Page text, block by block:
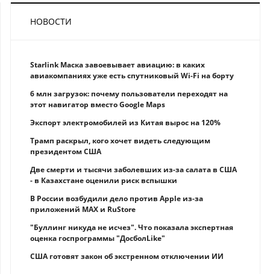
НОВОСТИ
Starlink Маска завоевывает авиацию: в каких
авиакомпаниях уже есть спутниковый Wi-Fi на борту
6 млн загрузок: почему пользователи переходят на
этот навигатор вместо Google Maps
Экспорт электромобилей из Китая вырос на 120%
Трамп раскрыл, кого хочет видеть следующим
президентом США
Две смерти и тысячи заболевших из-за салата в США
- в Казахстане оценили риск вспышки
В России возбудили дело против Apple из-за
приложений MAX и RuStore
"Буллинг никуда не исчез". Что показала экспертная
оценка госпрограммы "ДосболLike"
США готовят закон об экстренном отключении ИИ